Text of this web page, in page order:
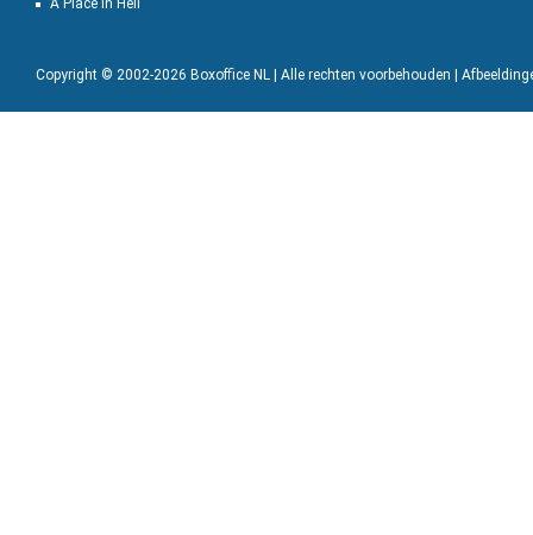
A Place in Hell
Copyright © 2002-2026 Boxoffice NL | Alle rechten voorbehouden |